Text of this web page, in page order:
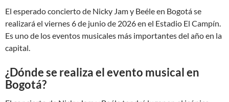
El esperado concierto de Nicky Jam y Beéle en Bogotá se
realizará el viernes 6 de junio de 2026 en el Estadio El Campín.
Es uno de los eventos musicales más importantes del año en la
capital.
¿Dónde se realiza el evento musical en
Bogotá?